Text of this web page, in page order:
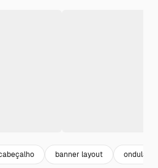
banner layout ondulado